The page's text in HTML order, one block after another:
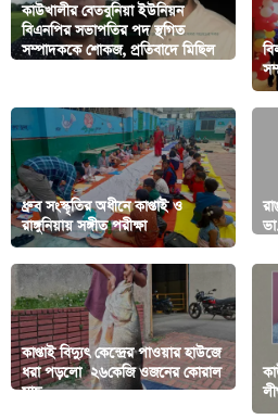
কাউখালীর বেতবুনিয়া ইউনিয়ন
বিএনপির সভাপতির পদ স্থগিত
সম্পাদককে শোকজ, প্রতিবাদে মিছিল
ধ্রুব সংস্কৃতির অধীনে কাপ্তাই ও
রাঙ্গুনিয়ায় সঙ্গীত পরীক্ষা
কাপ্তাই বিদ্যুৎ কেন্দ্রের পাওয়ার হাউজে
ধরা পড়লো ২৬কেজি ওজনের কোরাল
মাছ